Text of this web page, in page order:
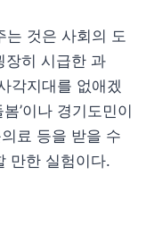
는 것은 사회의 도
장히 시급한 과
각지대를 없애겠
’이나 경기도민이
료 등을 받을 수
만한 실험이다.